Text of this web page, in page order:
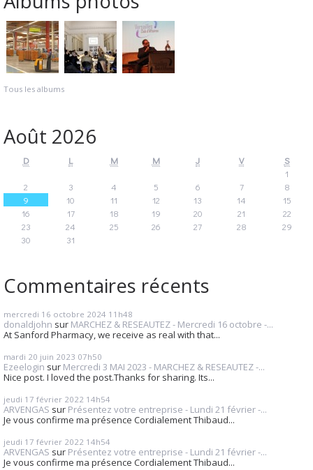
Tous les albums
Août 2026
D L M M J V
S
1
2
3 4 5 6 7
8
9
10 11 12 13 14
15
16
17 18 19 20 21
22
23
24 25 26 27 28
29
30
31
Commentaires récents
mercredi 16 octobre 2024 11h48
donaldjohn sur MARCHEZ & RESEAUTEZ - Mercredi 16 octobre -...
At Sanford Pharmacy, we receive as real with that...
mardi 20 juin 2023 07h50
Ezeelogin sur Mercredi 3 MAI 2023 - MARCHEZ & RESEAUTEZ -...
Nice post. I loved the post.Thanks for sharing. Its...
jeudi 17 février 2022 14h54
ARVENGAS sur Présentez votre entreprise - Lundi 21 février -...
Je vous confirme ma présence Cordialement Thibaud...
jeudi 17 février 2022 14h54
ARVENGAS sur Présentez votre entreprise - Lundi 21 février -...
Je vous confirme ma présence Cordialement Thibaud...